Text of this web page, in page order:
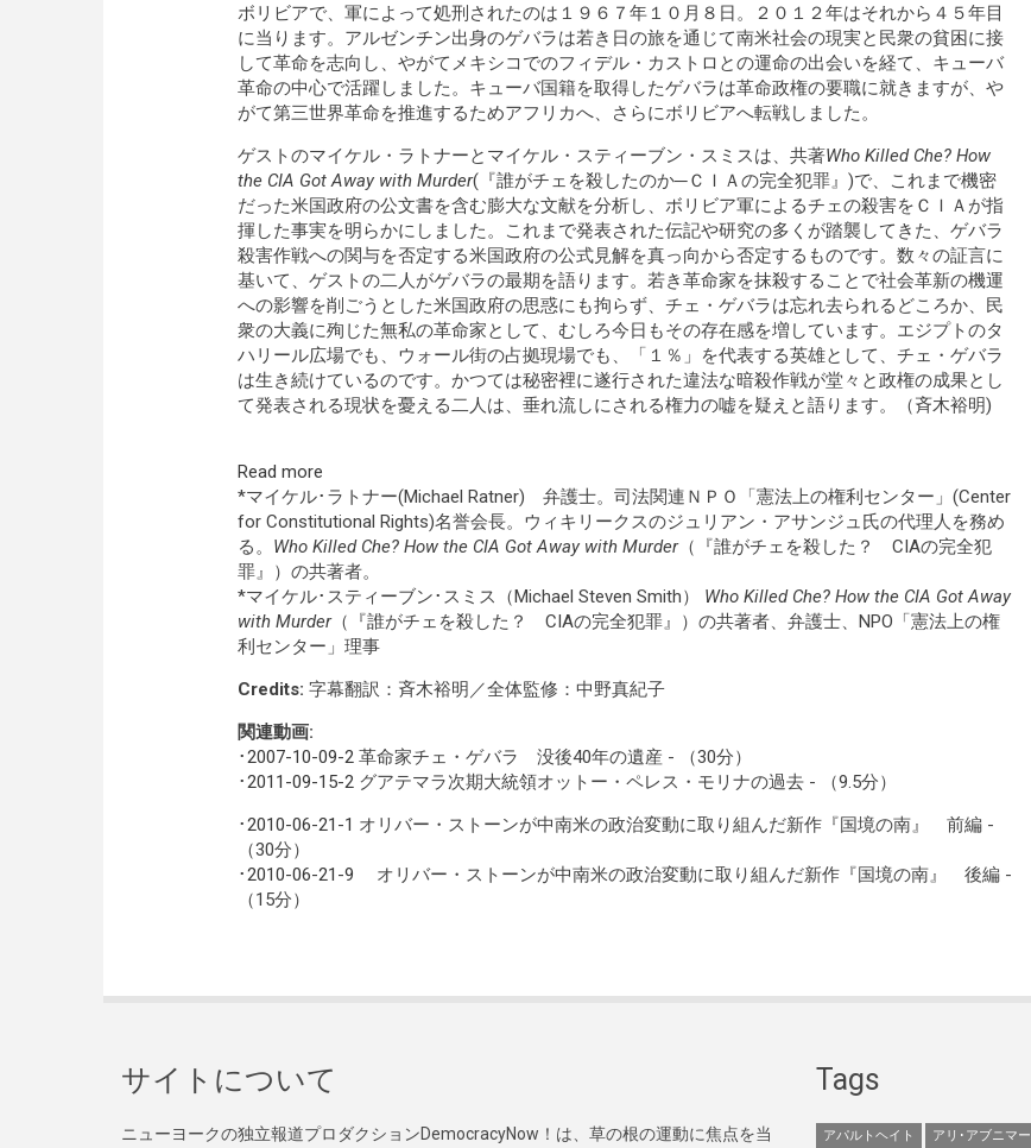
ボリビアで、軍によって処刑されたのは１９６７年１０月８日。２０１２年はそれから４５年目
に当ります。アルゼンチン出身のゲバラは若き日の旅を通じて南米社会の現実と民衆の貧困に接
して革命を志向し、やがてメキシコでのフィデル・カストロとの運命の出会いを経て、キューバ
革命の中心で活躍しました。キューバ国籍を取得したゲバラは革命政権の要職に就きますが、や
がて第三世界革命を推進するためアフリカへ、さらにボリビアへ転戦しました。
ゲストのマイケル・ラトナーとマイケル・スティーブン・スミスは、共著Who Killed Che? How
the CIA Got Away with Murder(『誰がチェを殺したのか─ＣＩＡの完全犯罪』)で、これまで機密
だった米国政府の公文書を含む膨大な文献を分析し、ボリビア軍によるチェの殺害をＣＩＡが指
揮した事実を明らかにしました。これまで発表された伝記や研究の多くが踏襲してきた、ゲバラ
殺害作戦への関与を否定する米国政府の公式見解を真っ向から否定するものです。数々の証言に
基いて、ゲストの二人がゲバラの最期を語ります。若き革命家を抹殺することで社会革新の機運
への影響を削ごうとした米国政府の思惑にも拘らず、チェ・ゲバラは忘れ去られるどころか、民
衆の大義に殉じた無私の革命家として、むしろ今日もその存在感を増しています。エジプトのタ
ハリール広場でも、ウォール街の占拠現場でも、「１％」を代表する英雄として、チェ・ゲバラ
は生き続けているのです。かつては秘密裡に遂行された違法な暗殺作戦が堂々と政権の成果とし
て発表される現状を憂える二人は、垂れ流しにされる権力の嘘を疑えと語ります。（斉木裕明)
Read more
*マイケル･ラトナー(Michael Ratner) 弁護士。司法関連ＮＰＯ「憲法上の権利センター」(Center
for Constitutional Rights)名誉会長。ウィキリークスのジュリアン・アサンジュ氏の代理人を務め
る。 Who Killed Che? How the CIA Got Away with Murder（『誰がチェを殺した？ CIAの完全犯
罪』）の共著者。
*マイケル･スティーブン･スミス（Michael Steven Smith） Who Killed Che? How the CIA Got Away
with Murder（『誰がチェを殺した？ CIAの完全犯罪』）の共著者、弁護士、NPO「憲法上の権
利センター」理事
Credits: 字幕翻訳：斉木裕明／全体監修：中野真紀子
関連動画:
･2007-10-09-2革命家チェ・ゲバラ 没後40年の遺産 - （30分）
･2011-09-15-2グアテマラ次期大統領オットー・ペレス・モリナの過去 - （9.5分）
･2010-06-21-1 オリバー・ストーンが中南米の政治変動に取り組んだ新作『国境の南』 前編 -
（30分）
･2010-06-21-9 オリバー・ストーンが中南米の政治変動に取り組んだ新作『国境の南』 後編 -
（15分）
サイトについて
ニューヨークの独立報道プロダクションDemocracyNow！は、草の根の運動に焦点を当
Tags
アパルトヘイト アリ･アブニマー